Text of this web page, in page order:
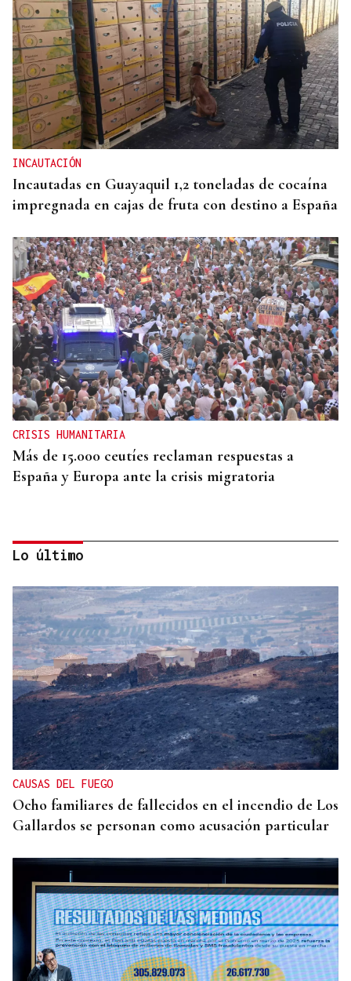
INCAUTACIÓN
Incautadas en Guayaquil 1,2 toneladas de cocaína
impregnada en cajas de fruta con destino a España
CRISIS HUMANITARIA
Más de 15.000 ceutíes reclaman respuestas a
España y Europa ante la crisis migratoria
TOMA DE POSESIÓN
De la Espriella toma posesión de su nuevo
gabinete para poner en marcha la "Patria Milagro"
Lo último
CAUSAS DEL FUEGO
Ocho familiares de fallecidos en el incendio de Los
Gallardos se personan como acusación particular